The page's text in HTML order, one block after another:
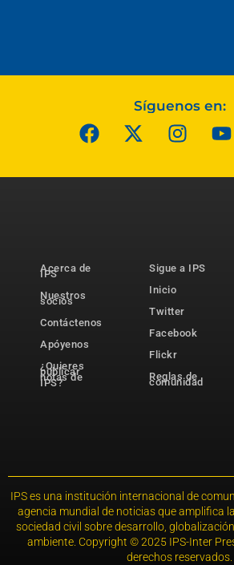
Síguenos en:
Acerca de
IPS
Nuestros
socios
Contáctenos
Apóyenos
¿Quieres
publicar
notas de
IPS?
Sigue a IPS
Inicio
Twitter
Facebook
Flickr
Reglas de
comunidad
IPS es una institución internacional de
agencia mundial de noticias que amplifica
sociedad civil sobre desarrollo,
ambiente. Copyright © 2025 IPS-Inter
derechos reservados.